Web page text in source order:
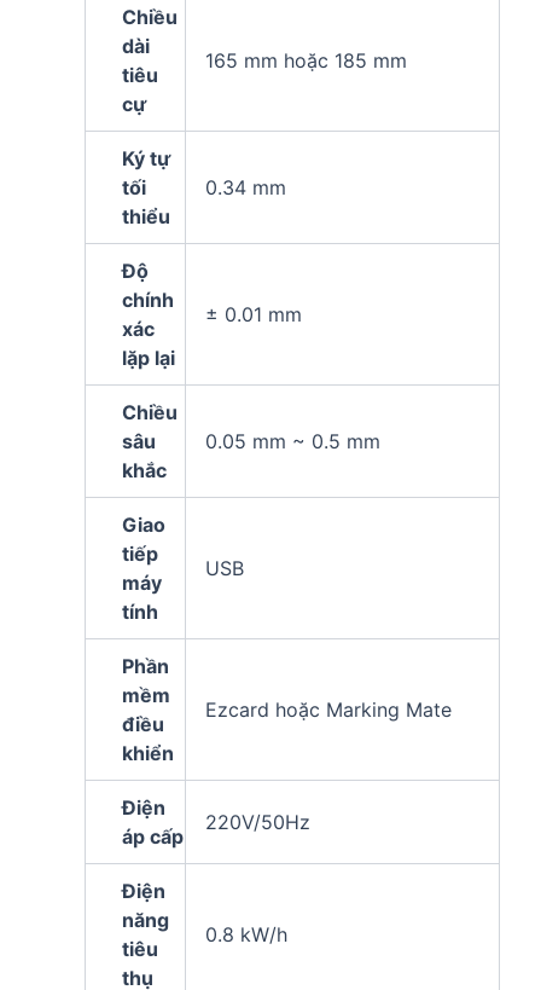
Chiều
dài
tiêu
cự
165 mm hoặc 185 mm
Ký tự
tối
thiểu
0.34 mm
Độ
chính
xác
lặp lại
± 0.01 mm
Chiều
sâu
khắc
0.05 mm ~ 0.5 mm
Giao
tiếp
máy
tính
USB
Phần
mềm
điều
khiển
Ezcard hoặc Marking Mate
Điện
áp cấp
220V/50Hz
Điện
năng
tiêu
thụ
0.8 kW/h